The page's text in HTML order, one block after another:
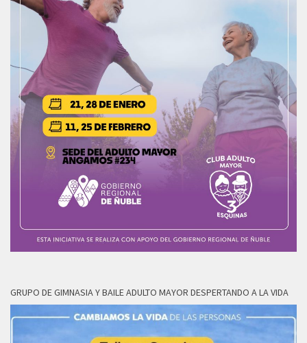
GRUPO DE GIMNASIA Y BAILE ADULTO MAYOR DESPERTANDO A LA VIDA